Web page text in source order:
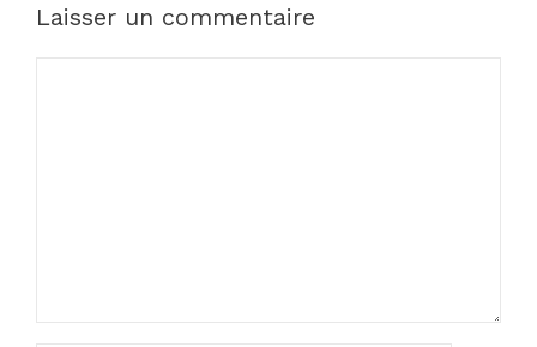
Laisser un commentaire